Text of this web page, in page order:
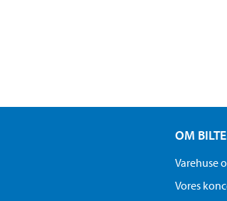
OM
Varehuse
Vores